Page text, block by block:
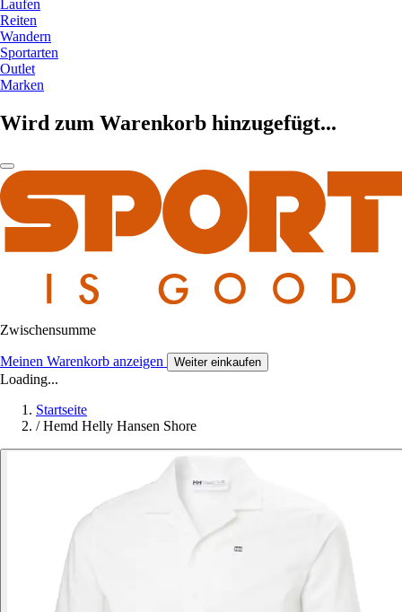
Laufen
Reiten
Wandern
Sportarten
Outlet
Marken
Wird zum Warenkorb hinzugefügt...
Zwischensumme
Meinen Warenkorb anzeigen Weiter einkaufen
Loading...
Startseite
/ Hemd Helly Hansen Shore